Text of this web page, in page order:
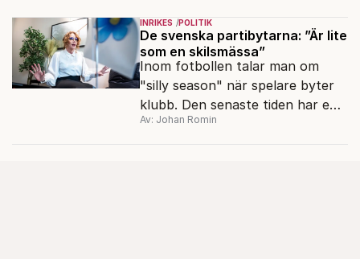
INRIKES POLITIK
De svenska partibytarna: ”Är lite
som en skilsmässa”
Inom fotbollen talar man om
"silly season" när spelare byter
klubb. Den senaste tiden har en
rad svenska politiker bytt parti –
Av: Johan Romin